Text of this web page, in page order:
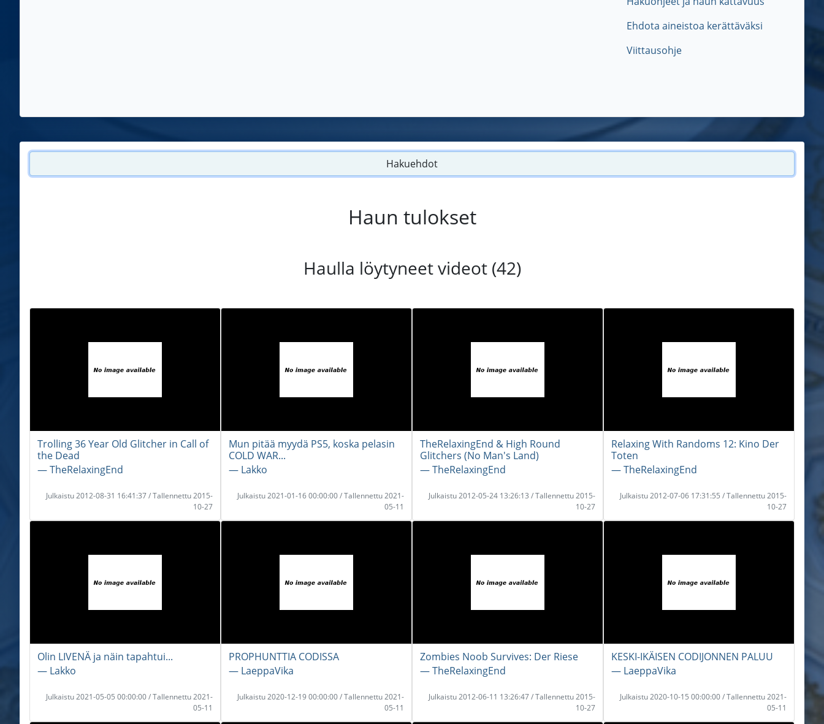
Ehdota aineistoa kerättäväksi
Viittausohje
Hakuehdot
Haun tulokset
Haulla löytyneet videot (42)
Trolling 36 Year Old Glitcher in Call of
the Dead
― TheRelaxingEnd
Julkaistu 2012-08-31 16:41:37 / Tallennettu 2015-
10-27
Mun pitää myydä PS5, koska pelasin
COLD WAR...
― Lakko
Julkaistu 2021-01-16 00:00:00 / Tallennettu 2021-
05-11
TheRelaxingEnd & High Round
Glitchers (No Man's Land)
― TheRelaxingEnd
Julkaistu 2012-05-24 13:26:13 / Tallennettu 2015-
10-27
Relaxing With Randoms 12: Kino Der
Toten
― TheRelaxingEnd
Julkaistu 2012-07-06 17:31:55 / Tallennettu 2015-
10-27
Olin LIVENÄ ja näin tapahtui...
― Lakko
Julkaistu 2021-05-05 00:00:00 / Tallennettu 2021-
05-11
PROPHUNTTIA CODISSA
― LaeppaVika
Julkaistu 2020-12-19 00:00:00 / Tallennettu 2021-
05-11
Zombies Noob Survives: Der Riese
― TheRelaxingEnd
Julkaistu 2012-06-11 13:26:47 / Tallennettu 2015-
10-27
KESKI-IKÄISEN CODIJONNEN PALUU
― LaeppaVika
Julkaistu 2020-10-15 00:00:00 / Tallennettu 2021-
05-11